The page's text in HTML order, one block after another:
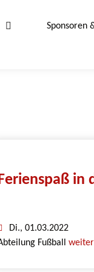
Sponsoren
in
Di., 01.03.2022
Fußball